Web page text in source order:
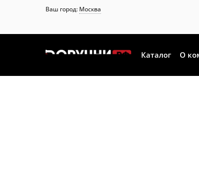
Ваш город: Москва
Каталог О